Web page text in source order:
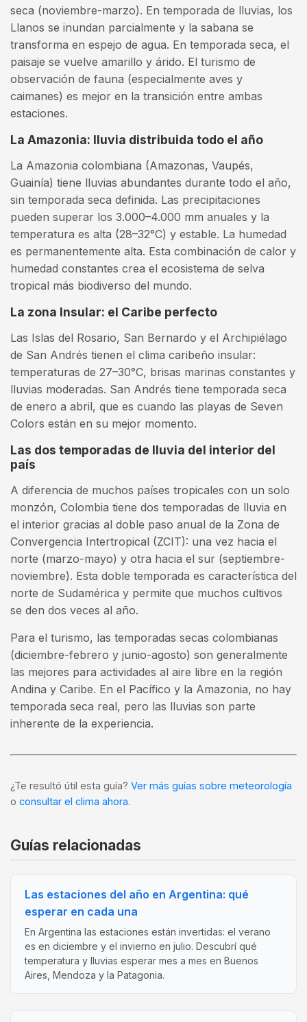
seca (noviembre-marzo). En temporada de lluvias, los
Llanos se inundan parcialmente y la sabana se
transforma en espejo de agua. En temporada seca, el
paisaje se vuelve amarillo y árido. El turismo de
observación de fauna (especialmente aves y
caimanes) es mejor en la transición entre ambas
estaciones.
La Amazonia: lluvia distribuida todo el año
La Amazonia colombiana (Amazonas, Vaupés,
Guainía) tiene lluvias abundantes durante todo el año,
sin temporada seca definida. Las precipitaciones
pueden superar los 3.000–4.000 mm anuales y la
temperatura es alta (28–32°C) y estable. La humedad
es permanentemente alta. Esta combinación de calor y
humedad constantes crea el ecosistema de selva
tropical más biodiverso del mundo.
La zona Insular: el Caribe perfecto
Las Islas del Rosario, San Bernardo y el Archipiélago
de San Andrés tienen el clima caribeño insular:
temperaturas de 27–30°C, brisas marinas constantes y
lluvias moderadas. San Andrés tiene temporada seca
de enero a abril, que es cuando las playas de Seven
Colors están en su mejor momento.
Las dos temporadas de lluvia del interior del
país
A diferencia de muchos países tropicales con un solo
monzón, Colombia tiene dos temporadas de lluvia en
el interior gracias al doble paso anual de la Zona de
Convergencia Intertropical (ZCIT): una vez hacia el
norte (marzo-mayo) y otra hacia el sur (septiembre-
noviembre). Esta doble temporada es característica del
norte de Sudamérica y permite que muchos cultivos
se den dos veces al año.
Para el turismo, las temporadas secas colombianas
(diciembre-febrero y junio-agosto) son generalmente
las mejores para actividades al aire libre en la región
Andina y Caribe. En el Pacífico y la Amazonia, no hay
temporada seca real, pero las lluvias son parte
inherente de la experiencia.
¿Te resultó útil esta guía? Ver más guías sobre meteorología
o consultar el clima ahora.
Guías relacionadas
Las estaciones del año en Argentina: qué
esperar en cada una
En Argentina las estaciones están invertidas: el verano
es en diciembre y el invierno en julio. Descubrí qué
temperatura y lluvias esperar mes a mes en Buenos
Aires, Mendoza y la Patagonia.